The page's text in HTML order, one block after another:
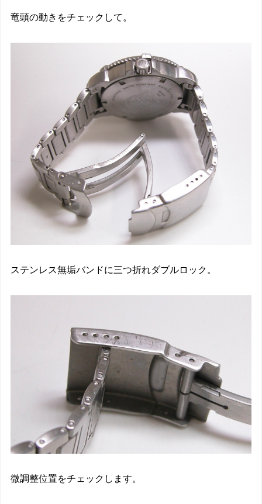
竜頭の動きをチェックして。
ステンレス無垢バンドに三つ折れダブルロック。
微調整位置をチェックします。